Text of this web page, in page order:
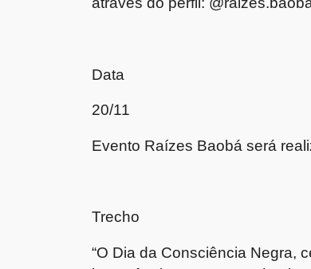
Data
20/11
Evento Raízes Baobá será
Trecho
“O Dia da Consciência Negra,